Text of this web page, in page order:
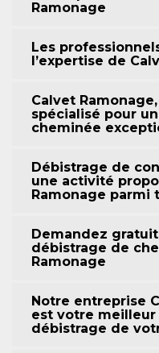
Ramonage
Les
l’expertise de
Calvet
spécialisé pour
cheminée
Débistrage de
une activité
Ramonage parmi
Demandez
débistrage de
Ramonage
Notre entreprise
est votre
débistrage de